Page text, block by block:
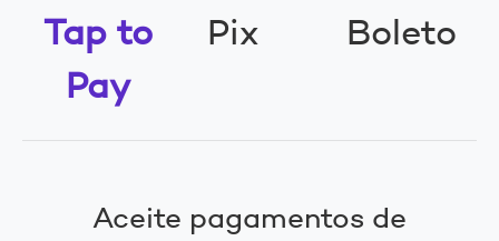
Tap to
Pay
Pix Boleto
Aceite pagamentos de